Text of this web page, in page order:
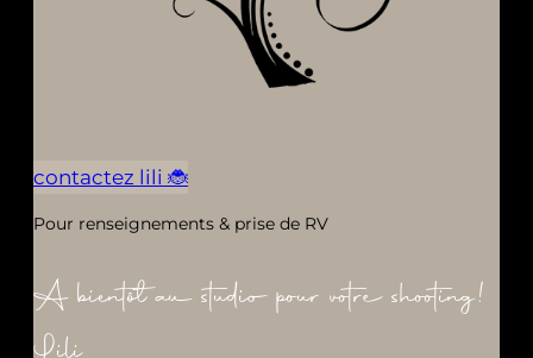
contactez lili 🐞
Pour renseignements & prise de RV
A bientôt au studio pour votre shooting!